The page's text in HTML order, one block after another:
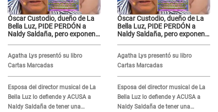
Óscar Custodio, dueño de La
Bella Luz, PIDE PERDÓN a
Naldy Saldaña, pero exponen
grabar"
Agatha Lys presentó su libro
Cartas Marcadas
Esposa del director musical de La
Bella Luz lo defiende y ACUSA a
Naldy Saldaña de tener una
Óscar Custodio, dueño de La
Bella Luz, PIDE PERDÓN a
Naldy Saldaña, pero exponen
grabar"
Agatha Lys presentó su libro
Cartas Marcadas
Esposa del director musical de La
Bella Luz lo defiende y ACUSA a
Naldy Saldaña de tener una